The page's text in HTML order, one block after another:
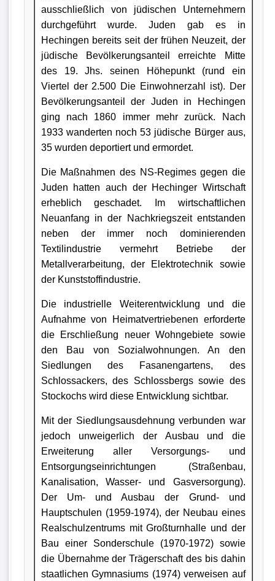
ausschließlich von jüdischen Unternehmern
durchgeführt wurde. Juden gab es in
Hechingen bereits seit der frühen Neuzeit, der
jüdische Bevölkerungsanteil erreichte Mitte
des 19. Jhs. seinen Höhepunkt (rund ein
Viertel der 2.500 Die Einwohnerzahl ist). Der
Bevölkerungsanteil der Juden in Hechingen
ging nach 1860 immer mehr zurück. Nach
1933 wanderten noch 53 jüdische Bürger aus,
35 wurden deportiert und ermordet.
Die Maßnahmen des NS-Regimes gegen die
Juden hatten auch der Hechinger Wirtschaft
erheblich geschadet. Im wirtschaftlichen
Neuanfang in der Nachkriegszeit entstanden
neben der immer noch dominierenden
Textilindustrie vermehrt Betriebe der
Metallverarbeitung, der Elektrotechnik sowie
der Kunststoffindustrie.
Die industrielle Weiterentwicklung und die
Aufnahme von Heimatvertriebenen erforderte
die Erschließung neuer Wohngebiete sowie
den Bau von Sozialwohnungen. An den
Siedlungen des Fasanengartens, des
Schlossackers, des Schlossbergs sowie des
Stockochs wird diese Entwicklung sichtbar.
Mit der Siedlungsausdehnung verbunden war
jedoch unweigerlich der Ausbau und die
Erweiterung aller Versorgungs- und
Entsorgungseinrichtungen (Straßenbau,
Kanalisation, Wasser- und Gasversorgung).
Der Um- und Ausbau der Grund- und
Hauptschulen (1959-1974), der Neubau eines
Realschulzentrums mit Großturnhalle und der
Bau einer Sonderschule (1970-1972) sowie
die Übernahme der Trägerschaft des bis dahin
staatlichen Gymnasiums (1974) verweisen auf